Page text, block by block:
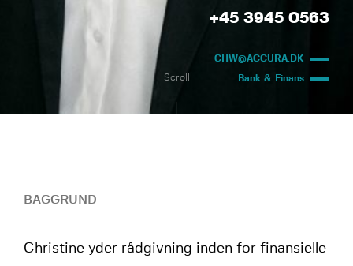
+45 3945 0563
CHW@ACCURA.DK
Bank & Finans
Scroll
BAGGRUND
Christine yder rådgivning inden for finansielle